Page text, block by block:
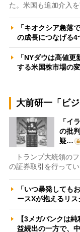
た。米国も追加介入
「キオクシア急落
の成長につなげ
「NYダウは高値
する米国株市場
大前研一「ビ
「イ
の批
疑…
トランプ大統領の
の証券取引を行って
「いつ暴発しても
ースXが抱えるリ
【3メガバンクは
益続出の一方で、